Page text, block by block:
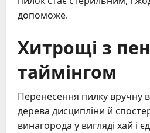
допоможе.
Хитрощі з
таймінгом
Перенесення пилку вручну
дерева дисципліни й
винагорода у вигляді хай і